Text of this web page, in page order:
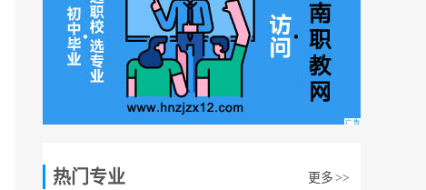
热门专业 更多 >>